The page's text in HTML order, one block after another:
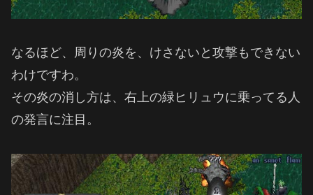
なるほど、周りの炎を、けさないと攻撃もできない
わけですわ。
その炎の消し方は、右上の緑ヒリュウに乗ってる人
の発言に注目。